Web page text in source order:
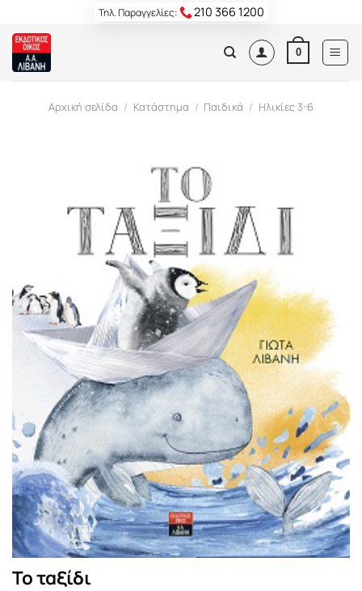
content
Τηλ. Παραγγελίες: 210 366 1200
0
Αρχική σελίδα / Κατάστημα / Παιδικά / Ηλικίες 3-6
Το ταξίδι